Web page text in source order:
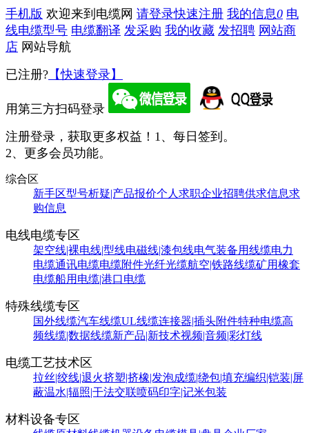
手机版 欢迎来到电缆网 请登录快速注册 我的信息0 电
线电缆型号 电缆翻译 发采购 我的收藏 发招聘 网站商
店 网站导航
已注册? 【快速登录】
用第三方扫码登录
注册登录，获取更多权益！ 1、每日签到。
2、更多会员功能。
综合区
新手区型号析疑|产品报价个人求职企业招聘供求信息求
购信息
电线电缆专区
架空线|裸电线|型线电磁线|漆包线电气装备用线缆电力
电缆通讯电缆电缆附件光纤光缆航空|铁路线缆矿用橡套
电缆船用电缆|港口电缆
特殊线缆专区
国外线缆汽车线缆UL线缆连接器|插头附件特种电缆高
频线缆|数据线缆新产品|新技术视频|音频|彩灯线
电缆工艺技术区
拉丝|绞线|退火挤塑|挤橡|发泡成缆|绕包|填充编织|铠装|屏
蔽温水|辐照|干法交联喷码印字|记米包装
材料设备专区